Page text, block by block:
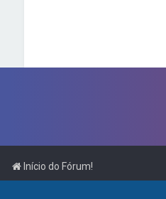
Início do Fórum!